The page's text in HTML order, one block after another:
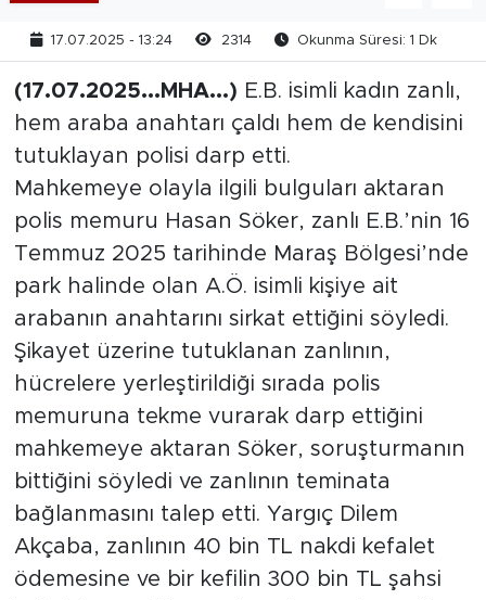
17.07.2025 - 13:24 2314 Okunma Süresi: 1 Dk
(17.07.2025...MHA...) E.B. isimli kadın zanlı,
hem araba anahtarı çaldı hem de kendisini
tutuklayan polisi darp etti.
Mahkemeye olayla ilgili bulguları aktaran
polis memuru Hasan Söker, zanlı E.B.’nin 16
Temmuz 2025 tarihinde Maraş Bölgesi’nde
park halinde olan A.Ö. isimli kişiye ait
arabanın anahtarını sirkat ettiğini söyledi.
Şikayet üzerine tutuklanan zanlının,
hücrelere yerleştirildiği sırada polis
memuruna tekme vurarak darp ettiğini
mahkemeye aktaran Söker, soruşturmanın
bittiğini söyledi ve zanlının teminata
bağlanmasını talep etti. Yargıç Dilem
Akçaba, zanlının 40 bin TL nakdi kefalet
ödemesine ve bir kefilin 300 bin TL şahsi